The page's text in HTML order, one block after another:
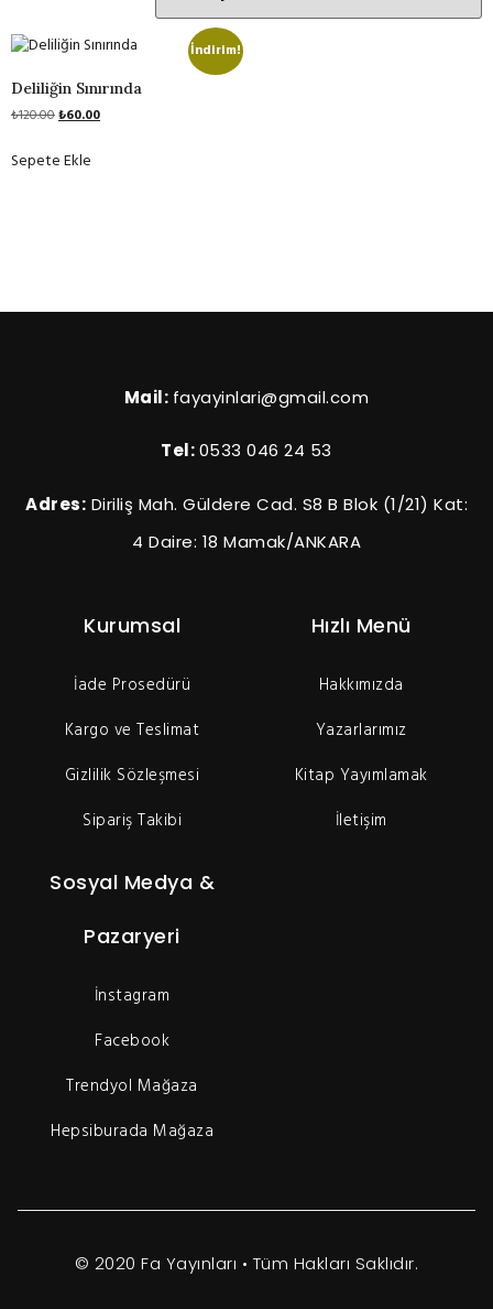
İndirim!
Deliliğin Sınırında
₺120.00₺60.00
Sepete Ekle
Mail: fayayinlari@gmail.com
Tel:0533 046 24 53
Adres: Diriliş Mah. Güldere Cad. S8 B Blok (1/21) Kat:
4 Daire: 18 Mamak/ANKARA
Kurumsal
İade Prosedürü
Kargo ve Teslimat
Gizlilik Sözleşmesi
Sipariş Takibi
Hızlı Menü
Hakkımızda
Yazarlarımız
Kitap Yayımlamak
İletişim
Sosyal Medya &
Pazaryeri
İnstagram
Facebook
Trendyol Mağaza
Hepsiburada Mağaza
© 2020 Fa Yayınları • Tüm Hakları Saklıdır.